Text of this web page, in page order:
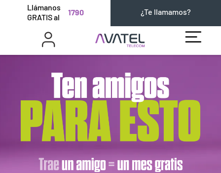
Llámanos
GRATIS al
1790 ¿Te llamamos?